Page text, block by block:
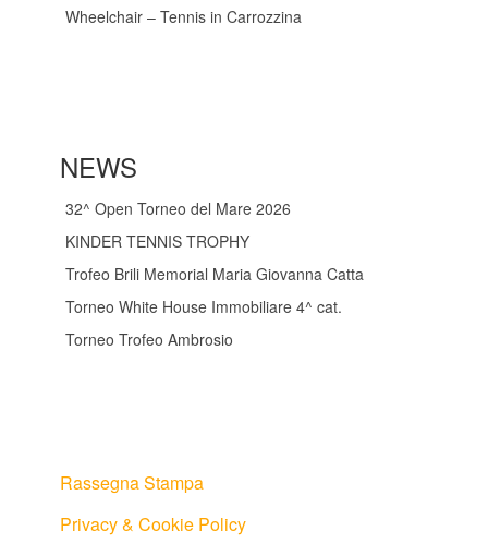
Wheelchair – Tennis in Carrozzina
NEWS
32^ Open Torneo del Mare 2026
KINDER TENNIS TROPHY
Trofeo Brili Memorial Maria Giovanna Catta
Torneo White House Immobiliare 4^ cat.
Torneo Trofeo Ambrosio
Rassegna Stampa
Privacy & Cookie Policy